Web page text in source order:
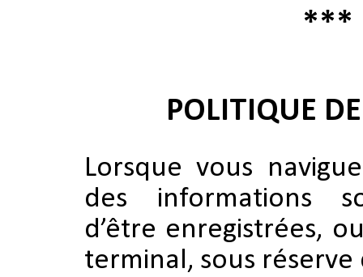
***
POLITIQUE
Lorsque vous
des informations
d’être enregistrées,
terminal, sous réserve